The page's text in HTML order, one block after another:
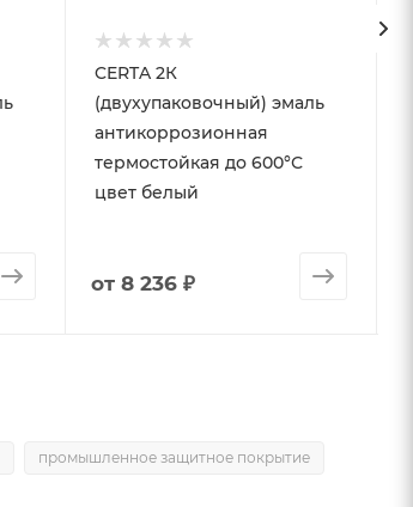
CERTA 2К
(двухупаковочный) эмаль
антикоррозионная
термостойкая до 600°С
цвет белый
от 8 236 ₽
промышленное защитное покрытие